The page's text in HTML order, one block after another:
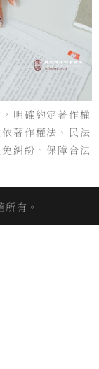
明確約定著作權
著作權法、民法
糾紛、保障合法
有。